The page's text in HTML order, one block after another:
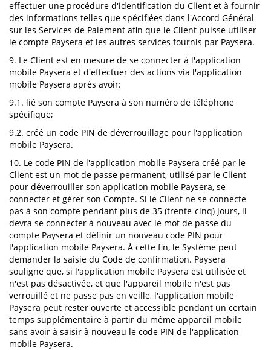
effectuer une procédure d'identification du Client et à fournir
des informations telles que spécifiées dans l'Accord Général
sur les Services de Paiement afin que le Client puisse utiliser
le compte Paysera et les autres services fournis par Paysera.
9. Le Client est en mesure de se connecter à l'application
mobile Paysera et d'effectuer des actions via l'application
mobile Paysera après avoir:
9.1. lié son compte Paysera à son numéro de téléphone
spécifique;
9.2. créé un code PIN de déverrouillage pour l'application
mobile Paysera.
10. Le code PIN de l'application mobile Paysera créé par le
Client est un mot de passe permanent, utilisé par le Client
pour déverrouiller son application mobile Paysera, se
connecter et gérer son Compte. Si le Client ne se connecte
pas à son compte pendant plus de 35 (trente-cinq) jours, il
devra se connecter à nouveau avec le mot de passe du
compte Paysera et définir un nouveau code PIN pour
l'application mobile Paysera. À cette fin, le Système peut
demander la saisie du Code de confirmation. Paysera
souligne que, si l'application mobile Paysera est utilisée et
n'est pas désactivée, et que l'appareil mobile n'est pas
verrouillé et ne passe pas en veille, l'application mobile
Paysera peut rester ouverte et accessible pendant un certain
temps supplémentaire à partir du même appareil mobile
sans avoir à saisir à nouveau le code PIN de l'application
mobile Paysera.